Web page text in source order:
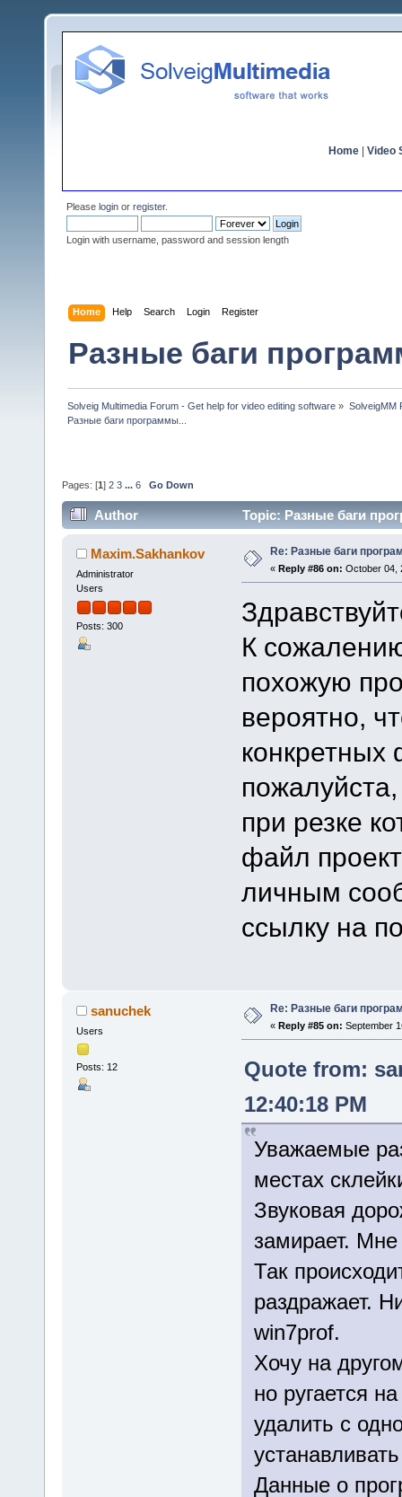
Home Video
Please login or register.
Login with username, password and session length
Home Help Search Login Register
Разные баги
Solveig Multimedia Forum - Get help for video editing software » SolveigMM
Разные баги программы...
Pages: [1 ] 2 3 ... 6 Go Down
Author Topic: Разные баги
Maxim.Sakhankov
Administrator
Users
Posts: 300
Re: Разные баги
« Reply #86 on: October 04,
К
похожую
вероятно,
при резке
файл
личным
ссылку на
sanuchek
Users
Posts: 12
Re: Разные баги
« Reply #85 on: September
Quote from:
12:40:18 PM
Уважаемые
местах
Звуковая
замирает.
Так
раздражает.
win7prof.
Хочу на
но ругается
удалить с
Данные о